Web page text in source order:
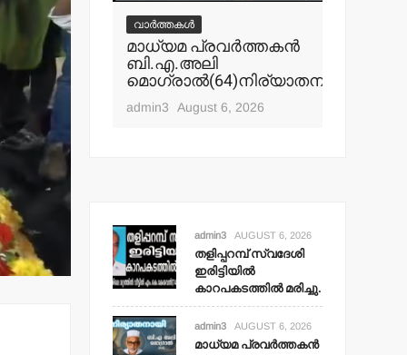
സ്വദേശി
മരിച്ചു.
6, 2026
വാർത്തകൾ
മാധ്യമ പ്രവര്‍ത്തകന്‍
ബി.എ.അലി
മൊഗ്രാല്‍(64)നിര്യാതനായി
admin3 August 6, 2026
admin3 AUGUST 6, 2026
തളിപ്പറമ്പ് സ്വദേശി
ഇരിട്ടിയില്‍
കാറപകടത്തില്‍ മരിച്ചു.
admin3 AUGUST 6, 2026
മാധ്യമ പ്രവര്‍ത്തകന്‍